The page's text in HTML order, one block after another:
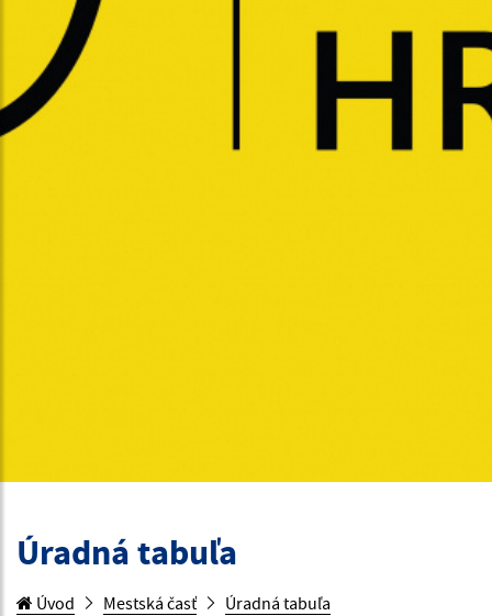
Úradná tabuľa
Úvod Mestská časť Úradná tabuľa